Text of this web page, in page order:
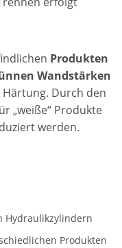
Produkten
Wandstärken
Durch den
„weiße“ Produkte
werden.
Hydraulikzylindern
Produkten